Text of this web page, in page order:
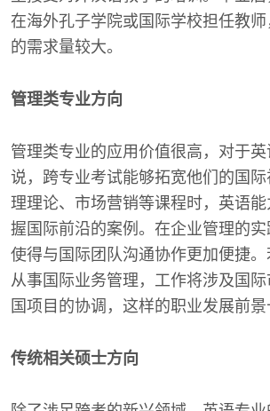
在海外孔子学院或国际学校担任教
的需求量较大。
管理类专业方向
管理类专业的应用价值很高，对于
说，跨专业考试能够拓宽他们的国
理理论、市场营销等课程时，英语
握国际前沿的案例。在企业管理的
使得与国际团队沟通协作更加便捷
从事国际业务管理，工作将涉及国
国项目的协调，这样的职业发展前景
传统相关硕士方向